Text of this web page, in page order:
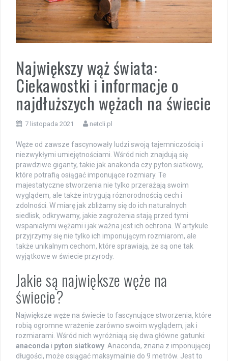
Największy wąż świata:
Ciekawostki i informacje o
najdłuższych wężach na świecie
7 listopada 2021 netcli.pl
Węże od zawsze fascynowały ludzi swoją tajemniczością i
niezwykłymi umiejętnościami. Wśród nich znajdują się
prawdziwe giganty, takie jak anakonda czy pyton siatkowy,
które potrafią osiągać imponujące rozmiary. Te
majestatyczne stworzenia nie tylko przerażają swoim
wyglądem, ale także intrygują różnorodnością cech i
zdolności. W miarę jak zbliżamy się do ich naturalnych
siedlisk, odkrywamy, jakie zagrożenia stają przed tymi
wspaniałymi wężami i jak ważna jest ich ochrona. W artykule
przyjrzymy się nie tylko ich imponującym rozmiarom, ale
także unikalnym cechom, które sprawiają, że są one tak
wyjątkowe w świecie przyrody.
Jakie są największe węże na
świecie?
Największe węże na świecie to fascynujące stworzenia, które
robią ogromne wrażenie zarówno swoim wyglądem, jak i
rozmiarami. Wśród nich wyróżniają się dwa główne gatunki:
anaconda i pyton siatkowy . Anaconda, znana z imponującej
długości, może osiągać maksymalnie do 9 metrów. Jest to